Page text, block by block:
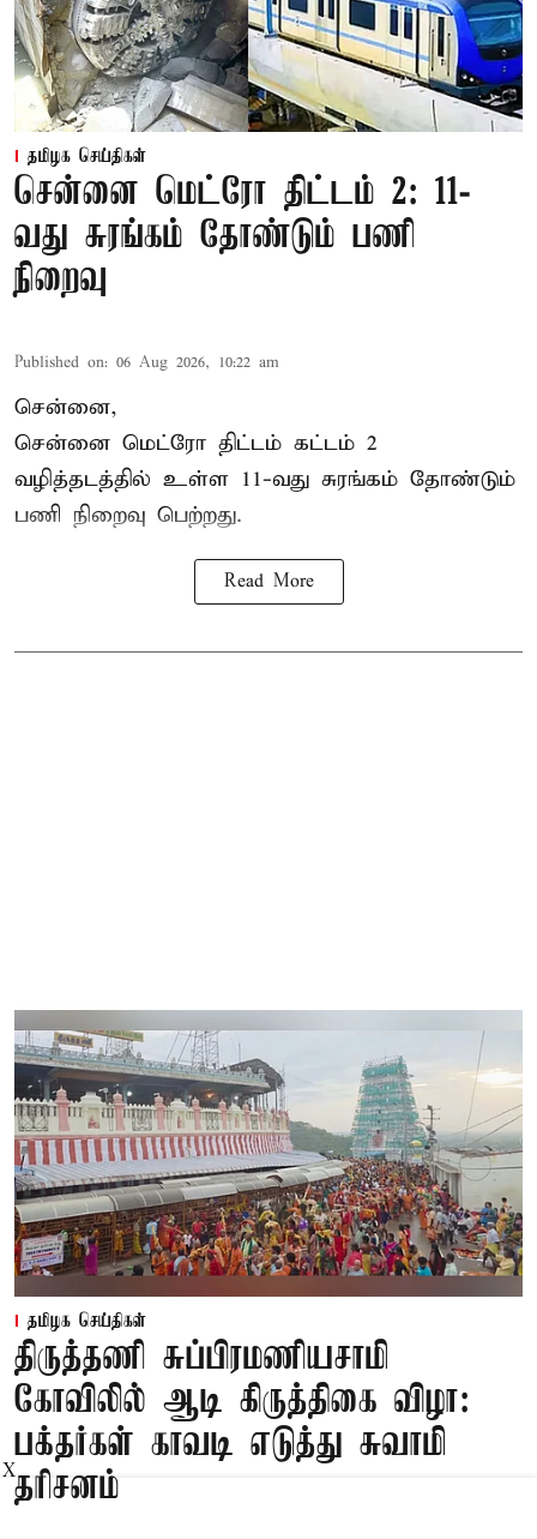
தமிழக செய்திகள்
சென்னை மெட்ரோ திட்டம் 2: 11-
வது சுரங்கம் தோண்டும் பணி
நிறைவு
Published on: 06 Aug 2026, 10:22 am
சென்னை,
சென்னை மெட்ரோ திட்டம் கட்டம் 2
வழித்தடத்தில் உள்ள 11-வது சுரங்கம் தோண்டும்
பணி நிறைவு பெற்றது.
Read More
தமிழக செய்திகள்
திருத்தணி சுப்பிரமணியசாமி
கோவிலில் ஆடி கிருத்திகை விழா:
பக்தர்கள் காவடி எடுத்து சுவாமி
தரிசனம்
X